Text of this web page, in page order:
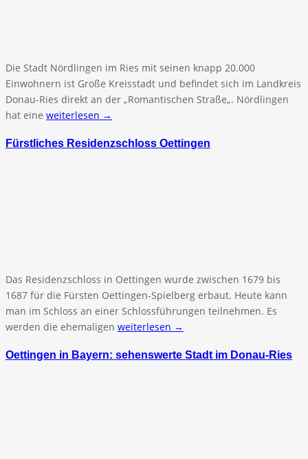
Die Stadt Nördlingen im Ries mit seinen knapp 20.000
Einwohnern ist Große Kreisstadt und befindet sich im Landkreis
Donau-Ries direkt an der „Romantischen Straße„. Nördlingen
hat eine weiterlesen →
Fürstliches Residenzschloss Oettingen
Das Residenzschloss in Oettingen wurde zwischen 1679 bis
1687 für die Fürsten Oettingen-Spielberg erbaut. Heute kann
man im Schloss an einer Schlossführungen teilnehmen. Es
werden die ehemaligen weiterlesen →
Oettingen in Bayern: sehenswerte Stadt im Donau-Ries